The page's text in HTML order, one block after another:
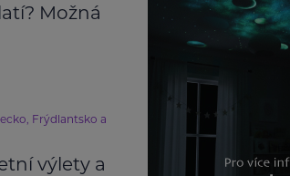
Možná
Frýdlantsko a
výlety a